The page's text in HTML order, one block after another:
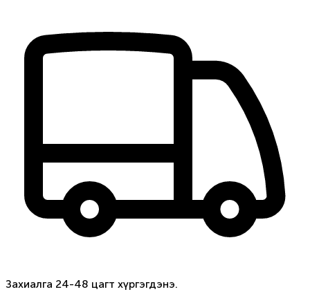
Захиалга 24-48 цагт хүргэгдэнэ.